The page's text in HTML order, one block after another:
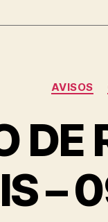
AVISOS
DE
–